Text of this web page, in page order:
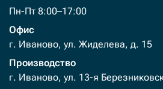
Пн-Пт 8:00–17:00
Офис
г. Иваново, ул. Жиделева, д. 15
Производство
г. Иваново, ул. 13-я